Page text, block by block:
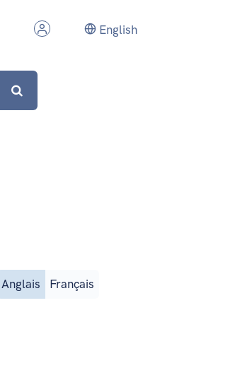
English
Anglais Français